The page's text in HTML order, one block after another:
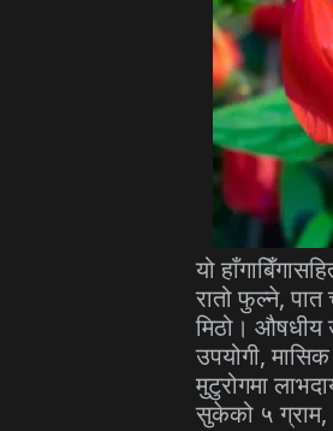
यो
रातो फुल्ने,
मिठो। औषधीय
उपयोगी,
मुटुरोगमा
सुकेको ५ ग्राम,